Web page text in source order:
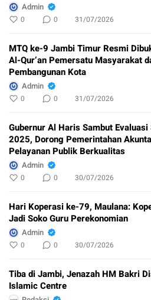
Admin
0 0 31/07/2026
MTQ ke-9 Jambi Timur Resmi
Al-Qur’an Pemersatu Masyarakat
Pembangunan Kota
Admin
0 0 31/07/2026
Gubernur Al Haris Sambut Evaluasi
2025, Dorong Pemerintahan
Pelayanan Publik Berkualitas
Admin
0 0 30/07/2026
Hari Koperasi ke-79, Maulana:
Jadi Soko Guru Perekonomian
Admin
0 0 30/07/2026
Tiba di Jambi, Jenazah HM Bakri
Islamic Centre